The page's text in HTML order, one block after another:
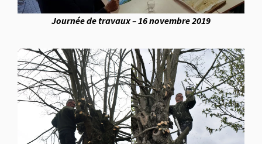
Journée de travaux – 16 novembre 2019